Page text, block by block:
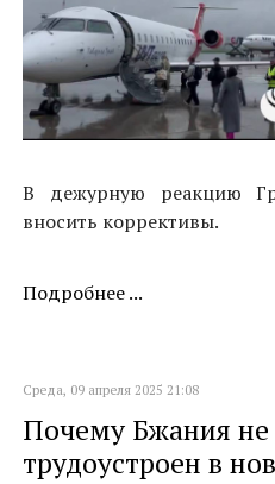
В дежурную реакцию
вносить коррективы.
Подробнее ...
Среда, 09 апреля 2025 21:08
Почему Бжания не
трудоустроен в